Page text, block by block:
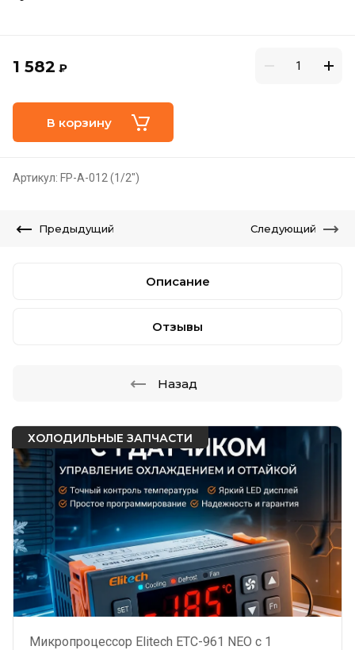
ХОЛОДИЛЬНЫЕ ЗАПЧАСТИ
Микропроцессор Elitech ЕТС-961 NEO с 1
1 582 ₽
В корзину
Артикул: FP-A-012 (1/2")
Предыдущий Следующий
Описание
Отзывы
Назад